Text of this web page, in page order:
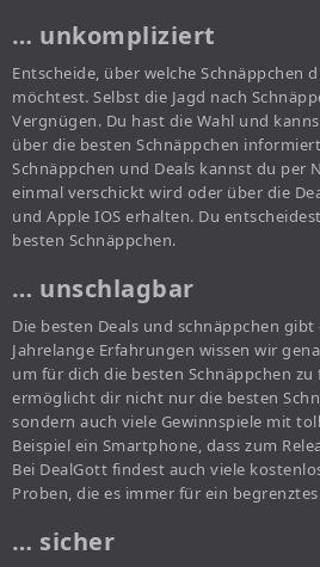
… unkompliziert
Entscheide, über welche Schnäppchen
möchtest. Selbst die Jagd nach
Vergnügen. Du hast die Wahl und
über die besten Schnäppchen
Schnäppchen und Deals kannst du per
einmal verschickt wird oder über die
und Apple IOS erhalten. Du
besten Schnäppchen.
… unschlagbar
Die besten Deals und schnäppchen gibt
Jahrelange Erfahrungen wissen wir
um für dich die besten Schnäppchen
ermöglicht dir nicht nur die besten
sondern auch viele Gewinnspiele mit
Beispiel ein Smartphone, dass zum
Bei DealGott findest auch viele
Proben, die es immer für ein
… sicher